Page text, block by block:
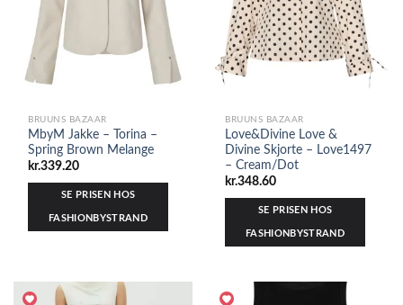
BRUUNS BAZAAR
MbyM Jakke – Torina –
Spring Brown Melange
kr.339.20
SE PRISEN HOS
FASHIONBYSTRAND
BRUUNS BAZAAR
Love&Divine Love &
Divine Skjorte – Love1497
– Cream/Dot
kr.348.60
SE PRISEN HOS
FASHIONBYSTRAND